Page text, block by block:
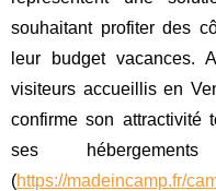
souhaitant profiter des
leur budget vacances.
visiteurs accueillis en
confirme son attractivité
ses
(https://madeincamp.fr/